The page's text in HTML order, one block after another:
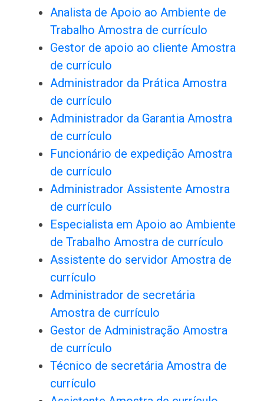
Analista de Apoio ao Ambiente de
Trabalho Amostra de currículo
Gestor de apoio ao cliente Amostra
de currículo
Administrador da Prática Amostra
de currículo
Administrador da Garantia Amostra
de currículo
Funcionário de expedição Amostra
de currículo
Administrador Assistente Amostra
de currículo
Especialista em Apoio ao Ambiente
de Trabalho Amostra de currículo
Assistente do servidor Amostra de
currículo
Administrador de secretária
Amostra de currículo
Gestor de Administração Amostra
de currículo
Técnico de secretária Amostra de
currículo